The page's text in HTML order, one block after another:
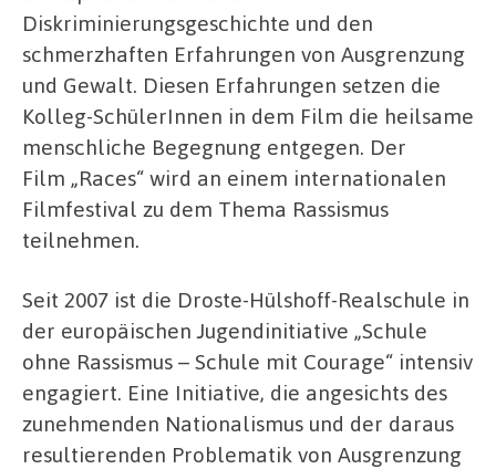
Diskriminierungsgeschichte und den
schmerzhaften Erfahrungen von Ausgrenzung
und Gewalt. Diesen Erfahrungen setzen die
Kolleg-SchülerInnen in dem Film die heilsame
menschliche Begegnung entgegen. Der
Film „Races“ wird an einem internationalen
Filmfestival zu dem Thema Rassismus
teilnehmen.
Seit 2007 ist die Droste-Hülshoff-Realschule in
der europäischen Jugendinitiative „Schule
ohne Rassismus – Schule mit Courage“ intensiv
engagiert. Eine Initiative, die angesichts des
zunehmenden Nationalismus und der daraus
resultierenden Problematik von Ausgrenzung